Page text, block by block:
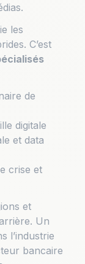
les
C’est
de
digitale
et data
crise et
et
Un
l’industrie
bancaire